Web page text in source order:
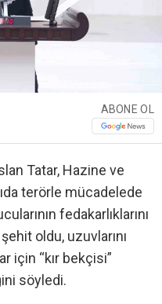
ABONE OL
Tatar, Hazine ve
terörle mücadelede
fedakarlıklarını
oldu, uzuvlarını
için “kır bekçisi”
söyledi.